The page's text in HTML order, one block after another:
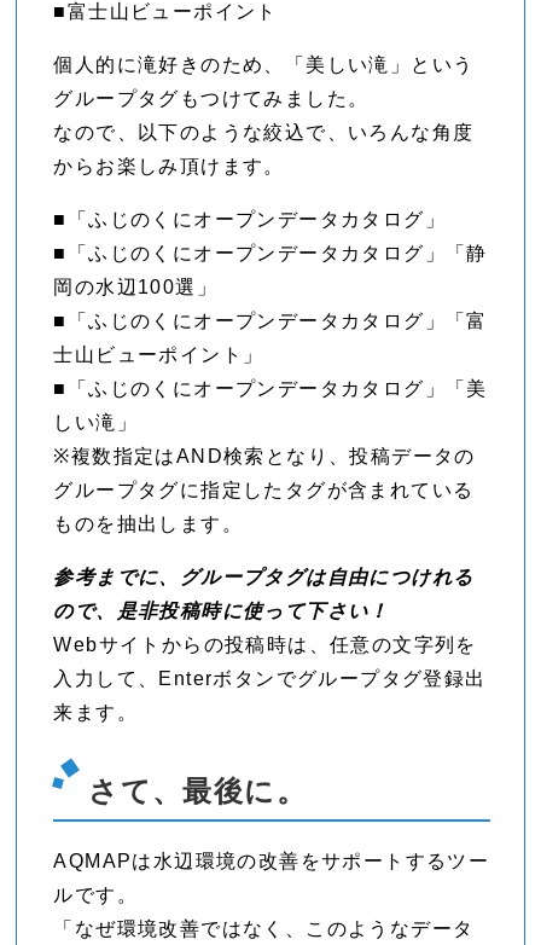
■富士山ビューポイント
個人的に滝好きのため、「美しい滝」という
グループタグもつけてみました。
なので、以下のような絞込で、いろんな角度
からお楽しみ頂けます。
■「ふじのくにオープンデータカタログ」
■「ふじのくにオープンデータカタログ」「静
岡の水辺100選」
■「ふじのくにオープンデータカタログ」「富
士山ビューポイント」
■「ふじのくにオープンデータカタログ」「美
しい滝」
※複数指定はAND検索となり、投稿データの
グループタグに指定したタグが含まれている
ものを抽出します。
参考までに、グループタグは自由につけれる
ので、是非投稿時に使って下さい！
Webサイトからの投稿時は、任意の文字列を
入力して、Enterボタンでグループタグ登録出
来ます。
さて、最後に。
AQMAPは水辺環境の改善をサポートするツー
ルです。
「なぜ環境改善ではなく、このようなデータ